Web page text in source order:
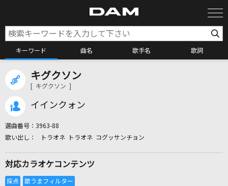
キーワード 曲名 歌手名 歌詞
キグクソン
[ キグクソン ]
イインクォン
選曲番号： 3963-88
トラオネ トラオネ コグッサンチョン
対応カラオケコンテンツ